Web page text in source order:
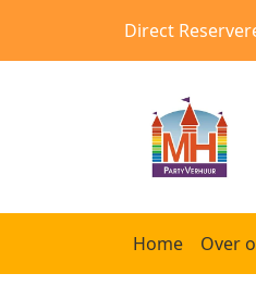
Direct
Home Over